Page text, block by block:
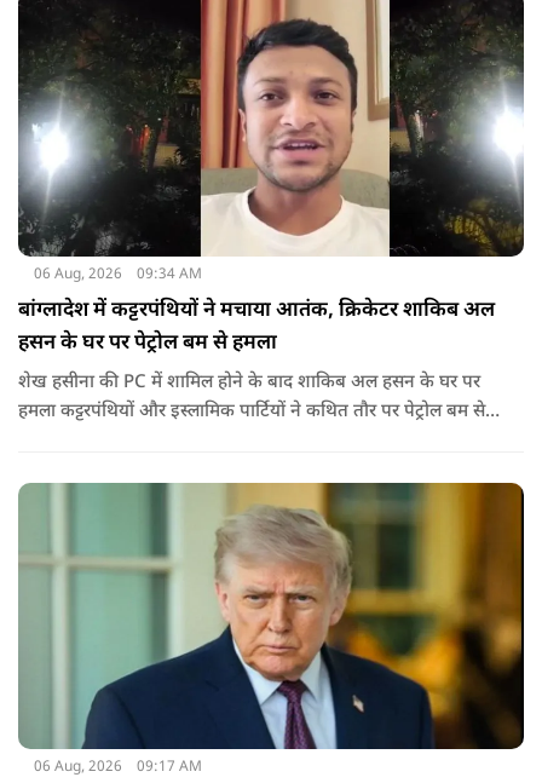
06 Aug, 2026 09:34 AM
बांग्लादेश में कट्टरपंथियों ने मचाया आतंक, क्रिकेटर शाकिब अल
हसन के घर पर पेट्रोल बम से हमला
शेख हसीना की PC में शामिल होने के बाद शाकिब अल हसन के घर पर
हमला कट्टरपंथियों और इस्लामिक पार्टियों ने कथित तौर पर पेट्रोल बम से
जरिए संबोधन दिया था.
06 Aug, 2026 09:17 AM